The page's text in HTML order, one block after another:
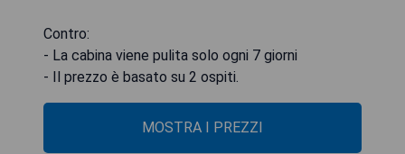
Contro:
- La cabina viene pulita solo ogni 7 giorni
- Il prezzo è basato su 2 ospiti.
MOSTRA I PREZZI